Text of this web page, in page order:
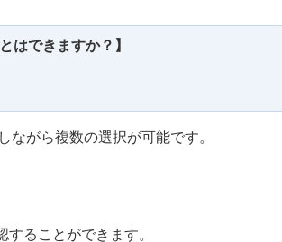
はできますか？】
がら複数の選択が可能です。
ることができます。